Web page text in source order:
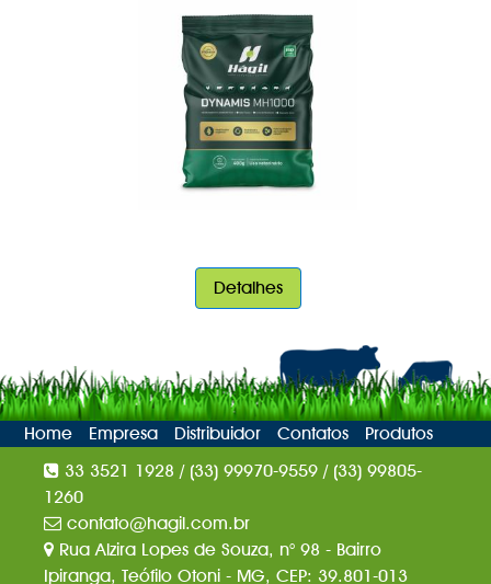
Detalhes
Home Empresa Distribuidor Contatos
Produtos
33 3521 1928 / (33) 99970-9559 / (33) 99805-
1260
contato@hagil.com.br
Rua Alzira Lopes de Souza, n° 98 - Bairro
Ipiranga, Teófilo Otoni - MG, CEP: 39.801-013